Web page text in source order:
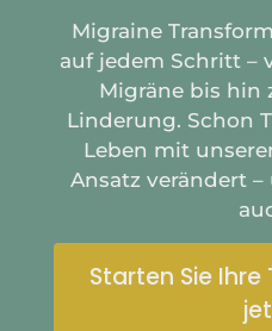
Migraine
auf jedem Schritt –
Migräne bis hin
Linderung. Schon
Leben mit
Ansatz verändert
Starten Sie